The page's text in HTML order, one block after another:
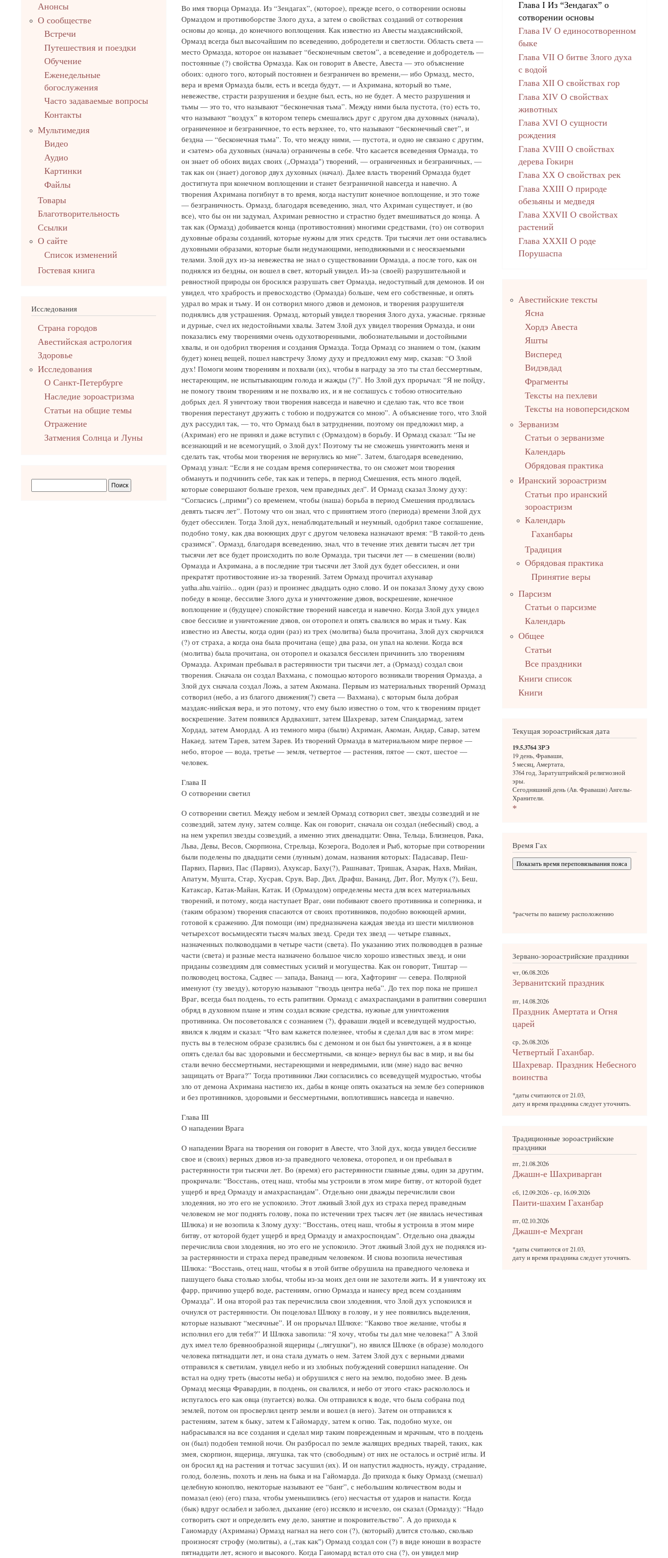
Во имя творца Ормазда. Из “Зендагах”, (которое), прежде всего, о сотворении основы
Ормаздом и противоборстве Злого духа, а затем о свойствах созданий от сотворения
основы до конца, до конечного воплощения. Как известно из Авесты маздаяснийской,
Ормазд всегда был высочайшим по всеведению, добродетели и светлости. Область света —
место Ормазда, которое он называет “бесконечным светом”, а всеведение и добродетель —
постоянные (?) свойства Ормазда. Как он говорит в Авесте, Авеста — это объяснение
обоих: одного того, который постоянен и безграничен во времени,— ибо Ормазд, место,
вера и время Ормазда были, есть и всегда будут, — и Ахримана, который во тьме,
невежестве, страсти разрушения и бездне был, есть, но не будет. А место разрушения и
тьмы — это то, что называют “бесконечная тьма”. Между ними была пустота, (то) есть то,
что называют “воздух” в котором теперь смешались друг с другом два духовных (начала),
ограниченное и безграничное, то есть верхнее, то, что называют “бесконечный свет”, и
бездна — “бесконечная тьма”. То, что между ними, — пустота, и одно не связано с другим,
и <затем> оба духовных (начала) ограничены в себе. Что касается всеведения Ормазда, то
он знает об обоих видах своих („Ормазда") творений, — ограниченных и безграничных, —
так как он (знает) договор двух духовных (начал). Далее власть творений Ормазда будет
достигнута при конечном воплощении и станет безграничной навсегда и навечно. А
творения Ахримана погибнут в то время, когда наступит конечное воплощение, и это тоже
— безграничность. Ормазд, благодаря всеведению, знал, что Ахриман существует, и (во
все), что бы он ни задумал, Ахриман ревностно и страстно будет вмешиваться до конца. А
так как (Ормазд) добивается конца (противостояния) многими средствами, (то) он сотворил
духовные образы созданий, которые нужны для этих средств. Три тысячи лет они оставались
духовными образами, которые были недумающими, неподвижными и с неосязаемыми
телами. Злой дух из-за невежества не знал о существовании Ормазда, а после того, как он
поднялся из бездны, он вошел в свет, который увидел. Из-за (своей) разрушительной и
ревностной природы он бросился разрушать свет Ормазда, недоступный для демонов. И он
увидел, что храбрость и превосходство (Ормазда) больше, чем его собственные, и опять
удрал во мрак и тьму. И он сотворил много дэвов и демонов, и творения разрушителя
поднялись для устрашения. Ормазд, который увидел творения Злого духа, ужасные. грязные
и дурные, счел их недостойными хвалы. Затем Злой дух увидел творения Ормазда, и они
показались ему творениями очень одухотворенными, любознательными и достойными
хвалы, и он одобрил творения и создания Ормазда. Тогда Ормазд со знанием о том, (каким
будет) конец вещей, пошел навстречу Злому духу и предложил ему мир, сказав: “О Злой
дух! Помоги моим творениям и похвали (их), чтобы в награду за это ты стал бессмертным,
нестареющим, не испытывающим голода и жажды (?)”. Но Злой дух прорычал: “Я не пойду,
не помогу твоим творениям и не похвалю их, и я не соглашусь с тобою относительно
добрых дел. Я уничтожу твои творения навсегда и навечно и сделаю так, что все твои
творения перестанут дружить с тобою и подружатся со мною”. А объяснение того, что Злой
дух рассудил так, — то, что Ормазд был в затруднении, поэтому он предложил мир, а
(Ахриман) его не принял и даже вступил с (Ормаздом) в борьбу. И Ормазд сказал: “Ты не
всезнающий и не всемогущий, о Злой дух! Поэтому ты не сможешь уничтожить меня и
сделать так, чтобы мои творения не вернулись ко мне”. Затем, благодаря всеведению,
Ормазд узнал: “Если я не создам время соперничества, то он сможет мои творения
обмануть и подчинить себе, так как и теперь, в период Смешения, есть много людей,
которые совершают больше грехов, чем праведных дел”. И Ормазд сказал Злому духу:
“Согласись („прими") со временем, чтобы (наша) борьба в период Смешения продлилась
девять тысяч лет”. Потому что он знал, что с принятием этого (периода) времени Злой дух
будет обессилен. Тогда Злой дух, ненаблюдательный и неумный, одобрил такое соглашение,
подобно тому, как два воюющих друг с другом человека назначают время: “В такой-то день
сразимся”. Ормазд, благодаря всеведению, знал, что в течение этих девяти тысяч лет три
тысячи лет все будет происходить по воле Ормазда, три тысячи лет — в смешении (воли)
Ормазда и Ахримана, а в последние три тысячи лет Злой дух будет обессилен, и они
прекратят противостояние из-за творений. Затем Ормазд прочитал ахунавар
yatha.ahu.vairiio... один (раз) и произнес двадцать одно слово. И он показал Злому духу свою
победу в конце, бессилие Злого духа и уничтожение дэвов, воскрешение, конечное
воплощение и (будущее) спокойствие творений навсегда и навечно. Когда Злой дух увидел
свое бессилие и уничтожение дэвов, он оторопел и опять свалился во мрак и тьму. Как
известно из Авесты, когда один (раз) из трех (молитва) была прочитана, Злой дух скорчился
(?) от страха, а когда она была прочитана (еще) два раза, он упал на колени. Когда вся
(молитва) была прочитана, он оторопел и оказался бессилен причинить зло творениям
Ормазда. Ахриман пребывал в растерянности три тысячи лет, а (Ормазд) создал свои
творения. Сначала он создал Вахмана, с помощью которого возникали творения Ормазда, а
Злой дух сначала создал Ложь, а затем Акомана. Первым из материальных творений Ормазд
сотворил (небо, а из благого движения(?) света — Вахмана), с которым была добрая
маздаяс-нийская вера, и это потому, что ему было известно о том, что к творениям придет
воскрешение. Затем появился Ардвахишт, затем Шахревар, затем Спандармад, затем
Хордад, затем Амордад. А из темного мира (были) Ахриман, Акоман, Андар, Савар, затем
Накаед. затем Тарев, затем Зарев. Из творений Ормазда в материальном мире первое —
небо, второе — вода, третье — земля, четвертое — растения, пятое — скот, шестое —
человек.
Глава II
О сотворении светил
О сотворении светил. Между небом и землей Ормазд сотворил свет, звезды созвездий и не
созвездий, затем луну, затем солнце. Как он говорит, сначала он создал (небесный) свод, а
на нем укрепил звезды созвездий, а именно этих двенадцати: Овна, Тельца, Близнецов, Рака,
Льва, Девы, Весов, Скорпиона, Стрельца, Козерога, Водолея и Рыб, которые при сотворении
были поделены по двадцати семи (лунным) домам, названия которых: Падасавар, Пеш-
Парвиз, Парвиз, Пас (Парвиз), Ахуксар, Баху(?), Рашнават, Тришак, Азарак, Нахв, Мийан,
Апатум, Мушта, Стар, Хусрав, Срув, Вар, Дил, Драфш, Вананд, Дит, Йог, Мулук (?), Беш,
Катаксар, Катак-Майан, Катак. И (Ормаздом) определены места для всех материальных
творений, и потому, когда наступает Враг, они побивают своего противника и соперника, и
(таким образом) творения спасаются от своих противников, подобно воюющей армии,
готовой к сражению. Для помощи (им) предназначена каждая звезда из шести миллионов
четырехсот восьмидесяти тысяч малых звезд. Среди тех звезд — четыре главных,
назначенных полководцами в четыре части (света). По указанию этих полководцев в разные
части (света) и разные места назначено большое число хорошо известных звезд, и они
приданы созвездиям для совместных усилий и могущества. Как он говорит, Тиштар —
полководец востока, Садвес — запада, Вананд — юга, Хафторинг — севера. Полярной
именуют (ту звезду), которую называют “гвоздь центра неба”. До тех пор пока не пришел
Враг, всегда был полдень, то есть рапитвин. Ормазд с амахраспандами в рапитвин совершил
обряд в духовном плане и этим создал всякие средства, нужные для уничтожения
противника. Он посоветовался с сознанием (?), фраваши людей и всеведущей мудростью,
явился к людям и сказал: “Что вам кажется полезнее, чтобы я сделал для вас в этом мире:
пусть вы в телесном образе сразились бы с демоном и он был бы уничтожен, а я в конце
опять сделал бы вас здоровыми и бессмертными, <в конце> вернул бы вас в мир, и вы бы
стали вечно бессмертными, нестареющими и невредимыми, или (мне) надо вас вечно
защищать от Врага?” Тогда противники Лжи согласились со всеведущей мудростью, чтобы
зло от демона Ахримана настигло их, дабы в конце опять оказаться на земле без соперников
и без противников, здоровыми и бессмертными, воплотившись навсегда и навечно.
Глава III
О нападении Врага
О нападении Врага на творения он говорит в Авесте, что Злой дух, когда увидел бессилие
свое и (своих) верных дэвов из-за праведного человека, оторопел, и он пребывал в
растерянности три тысячи лет. Во (время) его растерянности главные дэвы, один за другим,
прокричали: “Восстань, отец наш, чтобы мы устроили в этом мире битву, от которой будет
ущерб и вред Ормазду и амахраспандам”. Отдельно они дважды перечислили свои
злодеяния, но это его не успокоило. Этот лживый Злой дух из страха перед праведным
человеком не мог поднять голову, пока по истечении трех тысяч лет (не явилась нечестивая
Шлюха) и не возопила к Злому духу: “Восстань, отец наш, чтобы я устроила в этом мире
битву, от которой будет ущерб и вред Ормазду и амахроспондам". Отдельно она дважды
перечислила свои злодеяния, но это его не успокоило. Этот лживый Злой дух не поднялся из-
за растерянности и страха перед праведным человеком. И снова возопила нечестивая
Шлюха: “Восстань, отец наш, чтобы я в этой битве обрушила на праведного человека и
пашущего быка столько злобы, чтобы из-за моих дел они не захотели жить. И я уничтожу их
фарр, причиню ущерб воде, растениям, огню Ормазда и нанесу вред всем созданиям
Ормазда”. И она второй раз так перечислила свои злодеяния, что Злой дух успокоился и
очнулся от растерянности. Он поцеловал Шлюху в голову, и у нее появились выделения,
которые называют “месячные”. И он прорычал Шлюхе: “Каково твое желание, чтобы я
исполнил его для тебя?” И Шлюха завопила: “Я хочу, чтобы ты дал мне человека!” А Злой
дух имел тело бревнообразной ящерицы („лягушки"), но явился Шлюхе (в образе) молодого
человека пятнадцати лет, и она стала думать о нем. Затем Злой дух с верными дэвами
отправился к светилам, увидел небо и из злобных побуждений совершил нападение. Он
встал на одну треть (высоты неба) и обрушился с него на землю, подобно змее. В день
Ормазд месяца Фравардин, в полдень, он свалился, и небо от этого <так> раскололось и
испугалось его как овца (пугается) волка. Он отправился к воде, что была собрана под
землей, потом он просверлил центр земли и вошел (в него). Затем он отправился к
растениям, затем к быку, затем к Гайомарду, затем к огню. Так, подобно мухе, он
набрасывался на все создания и сделал мир таким поврежденным и мрачным, что в полдень
он (был) подобен темной ночи. Он разбросал по земле жалящих вредных тварей, таких, как
змея, скорпион, ящерица, лягушка, так что (свободным) от них не осталось и остриё иглы. И
он бросил яд на растения и тотчас засушил (их). И он напустил жадность, нужду, страдание,
голод, болезнь, похоть и лень на быка и на Гайомарда. До прихода к быку Ормазд (смешал)
целебную коноплю, некоторые называют ее “банг”, с небольшим количеством воды и
помазал (ею) (его) глаза, чтобы уменьшились (его) несчастья от ударов и напасти. Когда
(бык) вдруг ослабел и заболел, дыхание (его) иссякло и исчезло, он сказал (Ормазду): “Надо
сотворить скот и определить ему дело, занятие и покровительство”. А до прихода к
Гаиомарду (Ахримана) Ормазд нагнал на него сон (?), (который) длится столько, сколько
произносят строфу (молитвы), а („так как") Ормазд создал сон (?) в виде юноши в возрасте
пятнадцати лет, ясного и высокого. Когда Гаиомард встал ото сна (?), он увидел мир
Анонсы
О сообществе
Встречи
Путешествия и поездки
Обучение
Еженедельные
богослужения
Часто задаваемые вопросы
Контакты
Мультимедия
Видео
Аудио
Картинки
Файлы
Товары
Благотворительность
Ссылки
О сайте
Список изменений
Гостевая книга
Исследования
Страна городов
Авестийская астрология
Здоровье
Исследования
О Санкт-Петербурге
Наследие зороастризма
Cтатьи на общие темы
Отражение
Затмения Солнца и Луны
Глава I Из “Зендагах” о
сотворении основы
Глава IV О единосотворенном
быке
Глава VII О битве Злого духа
с водой
Глава XII О свойствах гор
Глава XIV О свойствах
животных
Глава XVI О сущности
рождения
Глава XVIII О свойствах
дерева Гокирн
Глава XX О свойствах рек
Глава XXIII О природе
обезьяны и медведя
Глава XXVII О свойствах
растений
Глава XXXII О роде
Порушаспа
столбец
Авестийские тексты
Ясна
Хордэ Авеста
Яшты
Висперед
Видэвдад
Фрагменты
Тексты на пехлеви
Тексты на новоперсидском
Зерванизм
Статьи о зерванизме
Календарь
Обрядовая практика
Иранский зороастризм
Статьи про иранский
зороастризм
Календарь
Гаханбары
Традиция
Обрядовая практика
Принятие веры
Парсизм
Статьи о парсизме
Календарь
Общее
Статьи
Все праздники
Книги список
Книги
Текущая зороастрийская дата
19.5.3764 ЗРЭ
19 день, Фраваши,
5 месяц, Амертата,
3764 год, Заратуштрийской религиозной
эры.
Сегодняшний день (Ав. Фраваши) Ангелы-
Хранители.
*
Время Гах
Показать время переповязывания пояса
*расчеты по вашему расположению
Зервано-зороастрийские праздники
чт, 06.08.2026
Зерванитский праздник
пт, 14.08.2026
Праздник Амертата и Огня
царей
ср, 26.08.2026
Четвертый Гаханбар.
Шахревар. Праздник Небесного
воинства
*даты считаются от 21.03,
дату и время праздника следует уточнять.
Традиционные зороастрийские
праздники
пт, 21.08.2026
Джашн-е Шахриварган
сб, 12.09.2026-ср, 16.09.2026
Паити-шахим Гаханбар
пт, 02.10.2026
Джашн-е Мехрган
*даты считаются от 21.03,
дату и время праздника следует уточнять.